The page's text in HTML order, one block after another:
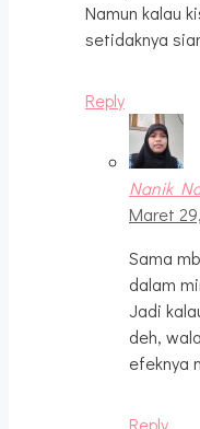
Namun kalau
setidaknya
Reply
Nanik
Maret
Sama
dalam
Jadi
deh,
efeknya
Reply